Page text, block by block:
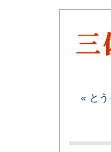
« とう